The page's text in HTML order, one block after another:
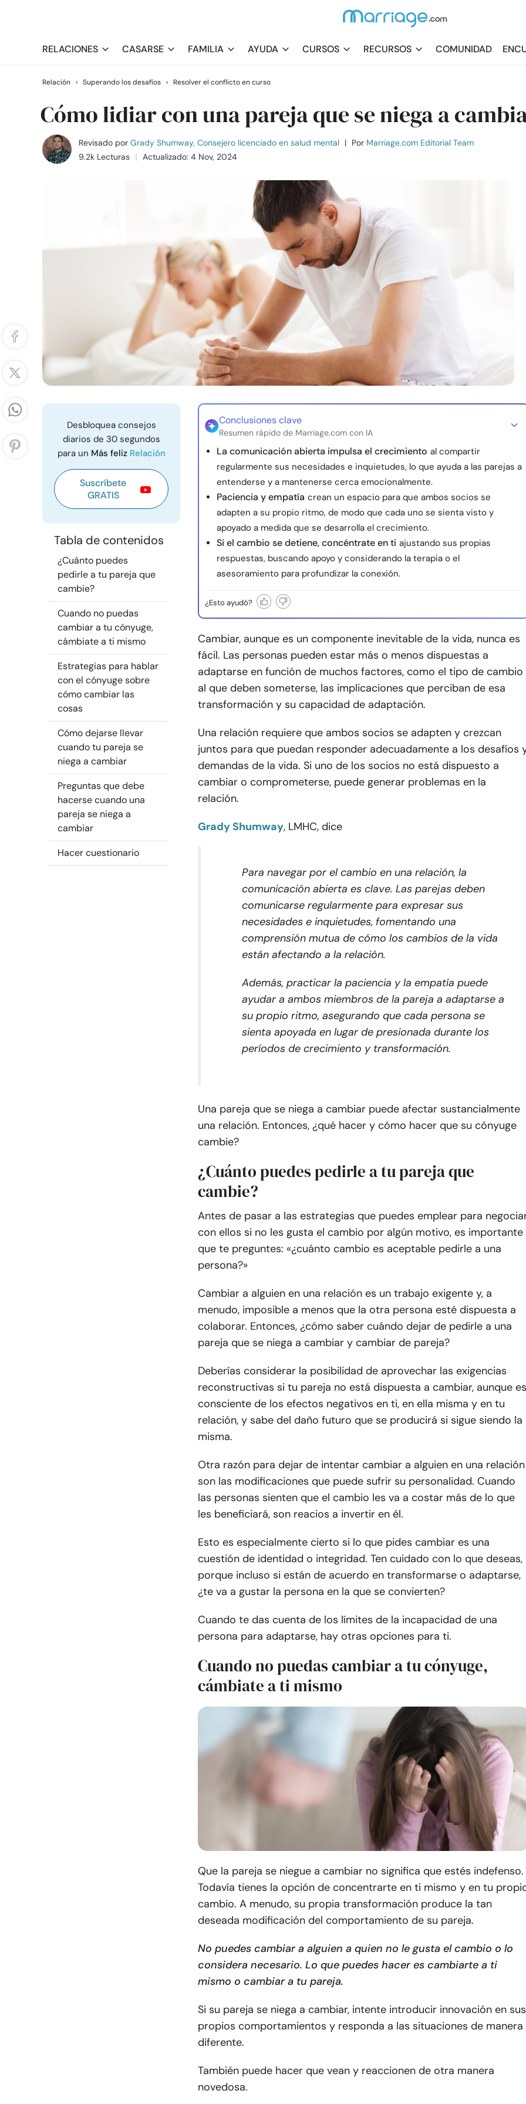
RELACIONES CASARSE FAMILIA AYUDA CURSOS RECURSOS COMUNIDAD
Relación › Superando los desafíos › Resolver el conflicto en curso
Cómo lidiar con una pareja que se niega a
Revisado por Grady Shumway, Consejero licenciado en salud mental | Por Marriage.com Editorial Team
9.2k Lecturas
Actualizado: 4 Nov, 2024
Desbloquea consejos
diarios de 30 segundos
para un Más feliz Relación
Suscríbete
GRATIS
Tabla de contenidos
¿Cuánto puedes
pedirle a tu pareja que
cambie?
Cuando no puedas
cambiar a tu cónyuge,
cámbiate a ti mismo
Estrategias para hablar
con el cónyuge sobre
cómo cambiar las
cosas
Cómo dejarse llevar
cuando tu pareja se
niega a cambiar
Preguntas que debe
hacerse cuando una
pareja se niega a
cambiar
Hacer cuestionario
Conclusiones clave
Resumen rápido de Marriage.com con IA
La comunicación abierta impulsa el crecimiento al compartir
regularmente sus necesidades e inquietudes, lo que ayuda a las parejas a
entenderse y a mantenerse cerca emocionalmente.
Paciencia y empatía crean un espacio para que ambos socios se
adapten a su propio ritmo, de modo que cada uno se sienta visto y
apoyado a medida que se desarrolla el crecimiento.
Si el cambio se detiene, concéntrate en ti ajustando sus propias
respuestas, buscando apoyo y considerando la terapia o el
asesoramiento para profundizar la conexión.
¿Esto ayudó?
Cambiar, aunque es un componente inevitable de la vida, nunca es
fácil. Las personas pueden estar más o menos dispuestas a
adaptarse en función de muchos factores, como el tipo de cambio
al que deben someterse, las implicaciones que perciban de esa
transformación y su capacidad de adaptación.
Una relación requiere que ambos socios se adapten y crezcan
juntos para que puedan responder adecuadamente a los desafíos
demandas de la vida. Si uno de los socios no está dispuesto a
cambiar o comprometerse, puede generar problemas en la
relación.
Grady Shumway, LMHC, dice
Para navegar por el cambio en una relación, la
comunicación abierta es clave. Las parejas deben
comunicarse regularmente para expresar sus
necesidades e inquietudes, fomentando una
comprensión mutua de cómo los cambios de la vida
están afectando a la relación.
Además, practicar la paciencia y la empatía puede
ayudar a ambos miembros de la pareja a adaptarse a
su propio ritmo, asegurando que cada persona se
sienta apoyada en lugar de presionada durante los
períodos de crecimiento y transformación.
Una pareja que se niega a cambiar puede afectar sustancialmente
una relación. Entonces, ¿qué hacer y cómo hacer que su cónyuge
cambie?
¿Cuánto puedes pedirle a tu pareja que
cambie?
Antes de pasar a las estrategias que puedes emplear para
con ellos si no les gusta el cambio por algún motivo, es importante
que te preguntes: «¿cuánto cambio es aceptable pedirle a una
persona?»
Cambiar a alguien en una relación es un trabajo exigente y, a
menudo, imposible a menos que la otra persona esté dispuesta a
colaborar. Entonces, ¿cómo saber cuándo dejar de pedirle a una
pareja que se niega a cambiar y cambiar de pareja?
Deberías considerar la posibilidad de aprovechar las exigencias
reconstructivas si tu pareja no está dispuesta a cambiar, aunque es
consciente de los efectos negativos en ti, en ella misma y en tu
relación, y sabe del daño futuro que se producirá si sigue siendo la
misma.
Otra razón para dejar de intentar cambiar a alguien en una relación
son las modificaciones que puede sufrir su personalidad. Cuando
las personas sienten que el cambio les va a costar más de lo que
les beneficiará, son reacios a invertir en él.
Esto es especialmente cierto si lo que pides cambiar es una
cuestión de identidad o integridad. Ten cuidado con lo que deseas,
porque incluso si están de acuerdo en transformarse o adaptarse,
¿te va a gustar la persona en la que se convierten?
Cuando te das cuenta de los límites de la incapacidad de una
persona para adaptarse, hay otras opciones para ti.
Cuando no puedas cambiar a tu cónyuge,
cámbiate a ti mismo
Que la pareja se niegue a cambiar no significa que estés indefenso.
Todavía tienes la opción de concentrarte en ti mismo y en tu
cambio. A menudo, su propia transformación produce la tan
deseada modificación del comportamiento de su pareja.
No puedes cambiar a alguien a quien no le gusta el cambio o lo
considera necesario. Lo que puedes hacer es cambiarte a ti
mismo o cambiar a tu pareja.
Si su pareja se niega a cambiar, intente introducir innovación en sus
propios comportamientos y responda a las situaciones de manera
diferente.
También puede hacer que vean y reaccionen de otra manera
novedosa.